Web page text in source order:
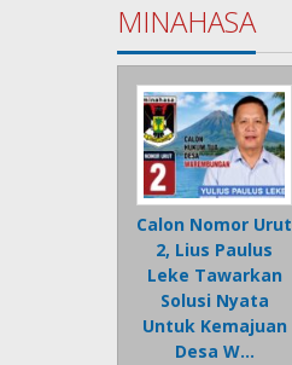
MINAHASA
Calon Nomor Urut
2, Lius Paulus
Leke Tawarkan
Solusi Nyata
Untuk Kemajuan
Desa W…